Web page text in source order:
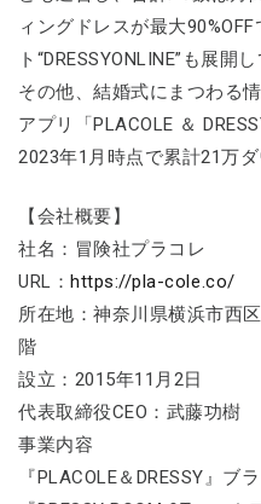
ィングドレスが最大
ト“DRESSYONLINE”も展開
その他、結婚式にまつわる
アプリ「PLACOLE ＆
2023年1月時点で累計21万
【会社概要】
社名：冒険社プラコレ
URL：https://pla-cole.co/
所在地：神奈川県横浜市西
階
設立：2015年11月2日
代表取締役CEO：武藤功樹
事業内容
『PLACOLE＆DRESSY』ブ